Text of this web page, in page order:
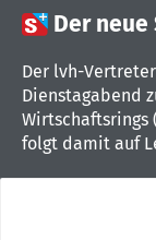
 Der neue
Der lvh-
Dienstagabend
Wirtschaftsrings
folgt damit auf